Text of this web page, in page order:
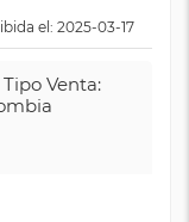
el: 2025-03-17
Tipo Venta: